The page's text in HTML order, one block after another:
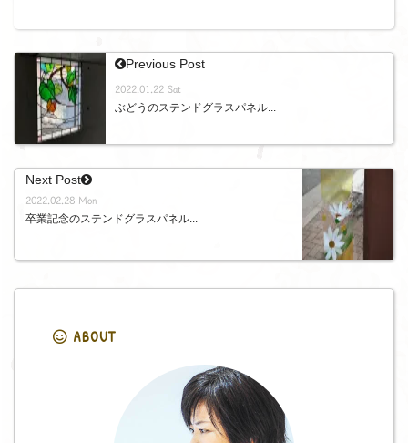
Previous Post
2022.01.22 Sat
ぶどうのステンドグラスパネル...
Next Post
2022.02.28 Mon
卒業記念のステンドグラスパネル...
ABOUT